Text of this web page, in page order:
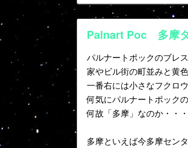
Palnart Poc 多摩
パルナートポックのブレ
家やビル街の町並みと黄
一番右には小さなフクロ
何気にパルナートポック
何故「多摩」なのか・・
多摩といえば今多摩セン